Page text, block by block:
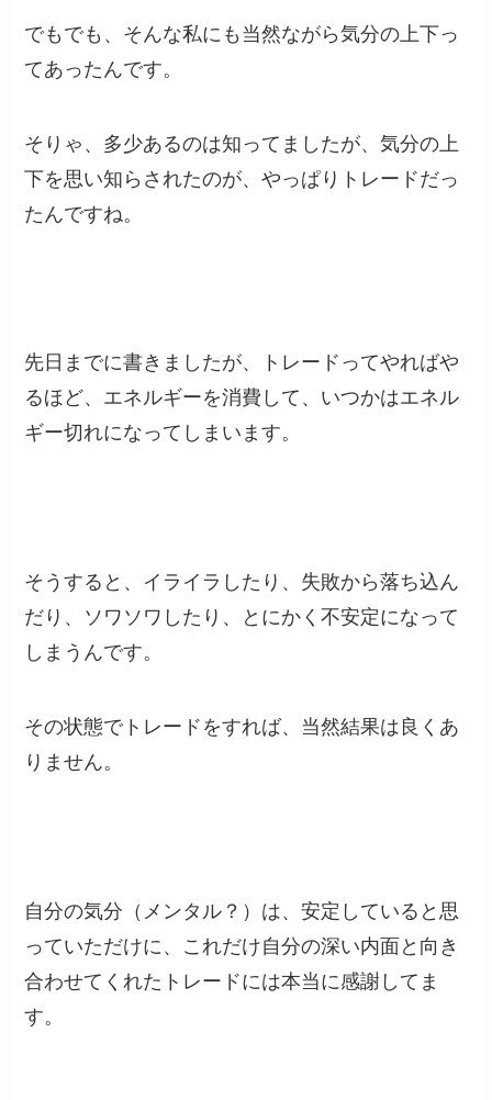
でもでも、そんな私にも当然ながら気分の上下っ
てあったんです。
そりゃ、多少あるのは知ってましたが、気分の上
下を思い知らされたのが、やっぱりトレードだっ
たんですね。
先日までに書きましたが、トレードってやればや
るほど、エネルギーを消費して、いつかはエネル
ギー切れになってしまいます。
そうすると、イライラしたり、失敗から落ち込ん
だり、ソワソワしたり、とにかく不安定になって
しまうんです。
その状態でトレードをすれば、当然結果は良くあ
りません。
自分の気分（メンタル？）は、安定していると思
っていただけに、これだけ自分の深い内面と向き
合わせてくれたトレードには本当に感謝してま
す。